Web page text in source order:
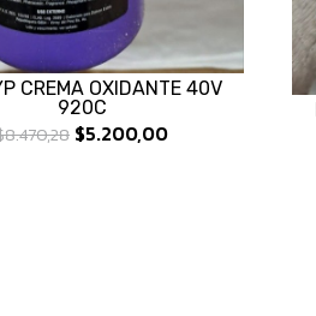
CREMA OXIDANTE 40V
920C
$5.200,00